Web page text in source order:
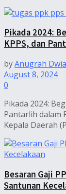
Pikada 2024:
KPPS, dan
byAnugrah
August 8, 2024
0
Pikada 2024:
Pantarlih dalam
Kepala Daerah
Besaran Gaji
Santunan